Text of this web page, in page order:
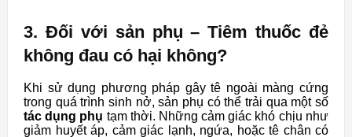
3. Đối với sản phụ – Tiêm thuốc đẻ
không đau có hại không?
Khi sử dụng phương pháp gây tê ngoài màng cứng
trong quá trình sinh nở, sản phụ có thể trải qua một số
tác dụng phụ tạm thời. Những cảm giác khó chịu như
giảm huyết áp, cảm giác lạnh, ngứa, hoặc tê chân có